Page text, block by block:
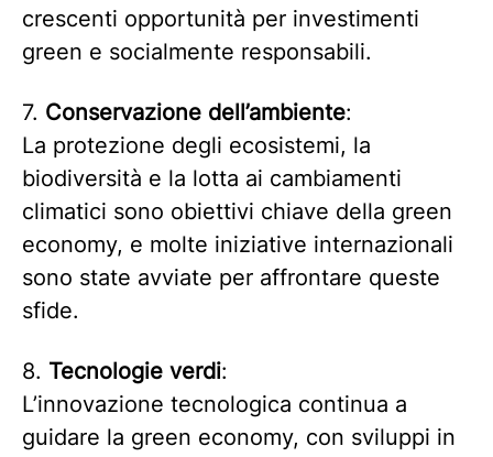
crescenti opportunità per investimenti
green e socialmente responsabili.
7. Conservazione dell’ambiente:
La protezione degli ecosistemi, la
biodiversità e la lotta ai cambiamenti
climatici sono obiettivi chiave della green
economy, e molte iniziative internazionali
sono state avviate per affrontare queste
sfide.
8. Tecnologie verdi:
L’innovazione tecnologica continua a
guidare la green economy, con sviluppi in